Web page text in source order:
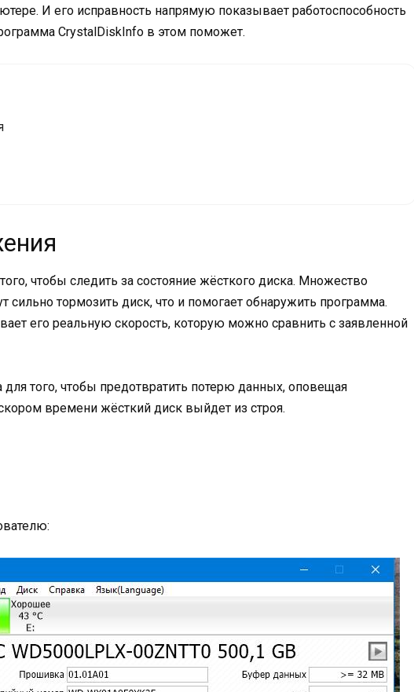
И его исправность напрямую показывает работоспособность
CrystalDiskInfo в этом поможет.
чтобы следить за состояние жёсткого диска. Множество
сильно тормозить диск, что и помогает обнаружить программа.
его реальную скорость, которую можно сравнить с заявленной
того, чтобы предотвратить потерю данных, оповещая
времени жёсткий диск выйдет из строя.